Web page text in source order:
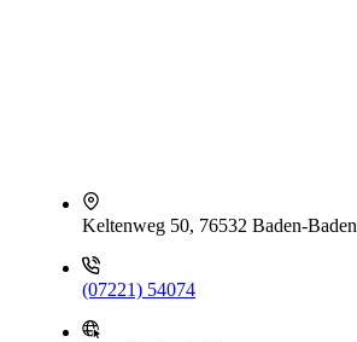
Keltenweg 50, 76532 Baden-Baden
(07221) 54074